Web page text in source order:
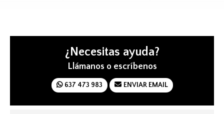
¿Necesitas ayuda?
Llámanos o escríbenos
637 473 983 ENVIAR EMAIL